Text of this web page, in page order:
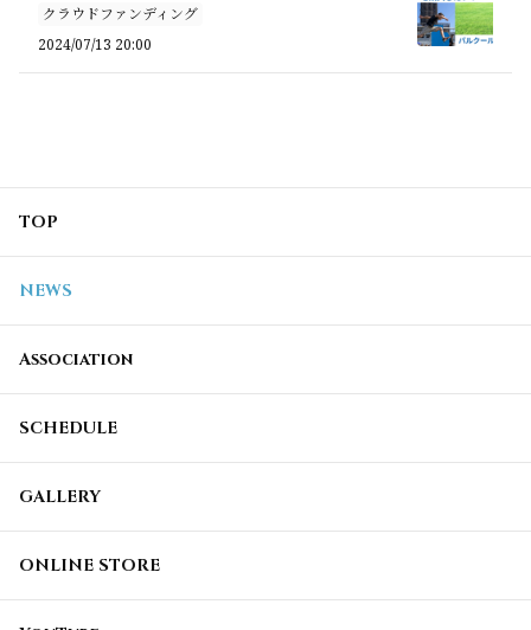
クラウドファンディング
2024/07/13 20:00
TOP
NEWS
Association
SCHEDULE
GALLERY
ONLINE STORE